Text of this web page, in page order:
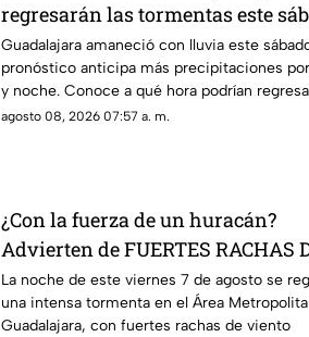
regresarán las tormentas este
de agosto?
Guadalajara amaneció con lluvia este
pronóstico anticipa más precipitaciones
y noche. Conoce a qué hora podrían
agosto 08, 2026 07:57 a. m.
¿Con la fuerza de un huracán?
Advierten de FUERTES RACHAS
VIENTO superiores a los 60 km/h
durante lluvia en Guadalajara
La noche de este viernes 7 de agosto se
una intensa tormenta en el Área
Guadalajara, con fuertes rachas de viento